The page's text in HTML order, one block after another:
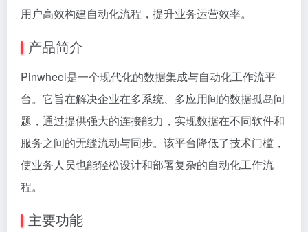
用户高效构建自动化流程，提升业务运营效率。
产品简介
Pinwheel是一个现代化的数据集成与自动化工作流平
台。它旨在解决企业在多系统、多应用间的数据孤岛问
题，通过提供强大的连接能力，实现数据在不同软件和
服务之间的无缝流动与同步。该平台降低了技术门槛，
使业务人员也能轻松设计和部署复杂的自动化工作流
程。
主要功能